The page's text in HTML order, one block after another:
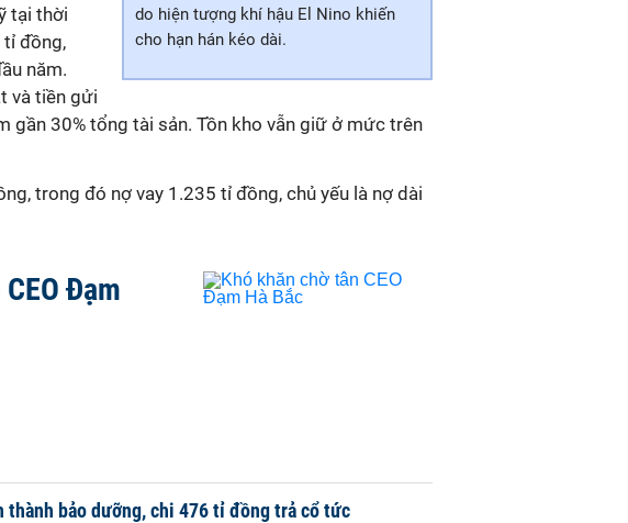
do hiện tượng khí hậu El Nino khiến
cho hạn hán kéo dài.
tại thời
đồng,
năm.
và tiền gửi
gần 30% tổng tài sản. Tồn kho vẫn giữ ở mức trên
trong đó nợ vay 1.235 tỉ đồng, chủ yếu là nợ dài
Đạm
thành bảo dưỡng, chi 476 tỉ đồng trả cổ tức